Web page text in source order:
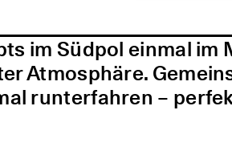
im Südpol einmal im
Atmosphäre.
runterfahren –